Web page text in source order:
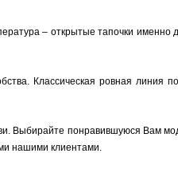
– открытые тапочки именно
Классическая ровная линия
Выбирайте понравившуюся Вам
нашими клиентами.